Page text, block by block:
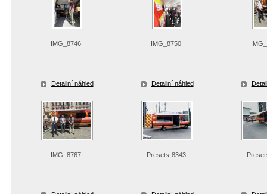
IMG_8746
Detailní náhled
IMG_8750
Detailní náhled
IMG_8767 Presets-8343